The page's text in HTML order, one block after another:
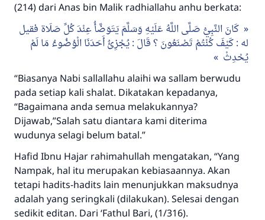
(214) dari Anas bin Malik radhiallahu anhu berkata:
كَانَ النَّبِيُّ صَلَّى اللَّهُ عَلَيْهِ وَسَلَّمَ يَتَوَضَّأُ عِنْدَ كُلِّ صَلَاة فقيل
له : كَيْفَ كُنْتُمْ تَصْنَعُونَ ؟ قَالَ : يُجْزِئُ أَحَدَنَا الْوُضُوءُ مَا لَمْ
يُحْدِثْ
“Biasanya Nabi sallallahu alaihi wa sallam berwudu
pada setiap kali shalat. Dikatakan kepadanya,
“Bagaimana anda semua melakukannya?
Dijawab,”Salah satu diantara kami diterima
wudunya selagi belum batal.”
Hafid Ibnu Hajar rahimahullah mengatakan, “Yang
Nampak, hal itu merupakan kebiasaannya. Akan
tetapi hadits-hadits lain menunjukkan maksudnya
adalah yang seringkali (dilakukan). Selesai dengan
sedikit editan. Dari ‘Fathul Bari, (1/316).
Jawaban no. 110845
menyelamatkan pernikahan.
Bantu kami dalam memberikan jawaban untuk umat
Rasulullah ﷺ bersabda
"Siapa yang menunjukkan suatu kebaikan,
meka dia akan mendapatkan pahala yang
sama dengan orang yang melakukannya"